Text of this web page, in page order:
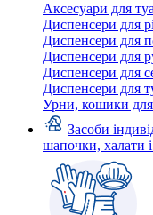
Аксесуари для
Диспенсери для
Диспенсери для
Диспенсери для
Диспенсери для
Диспенсери для
Урни, кошики для
Засоби
шапочки, халати